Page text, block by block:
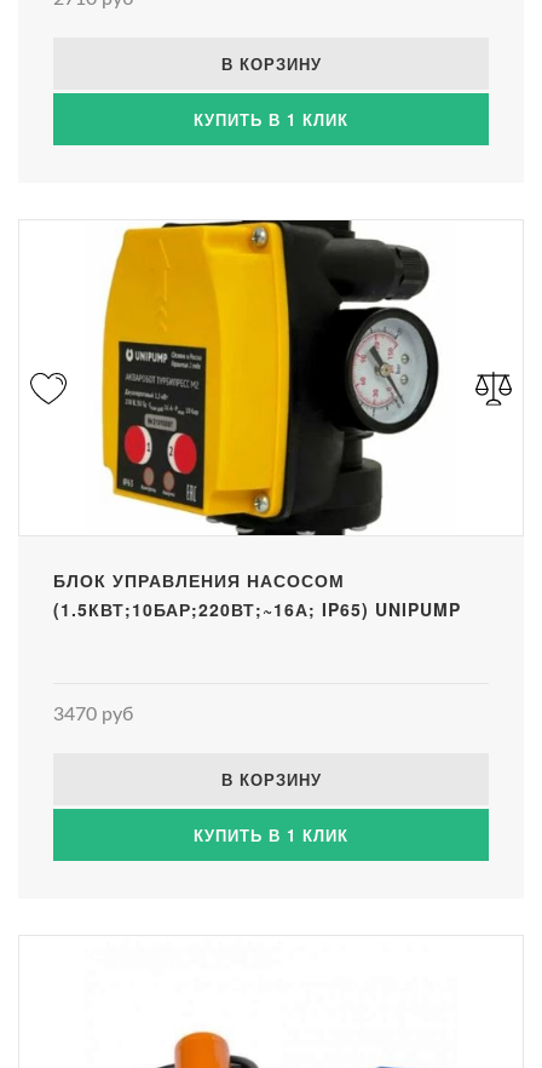
В КОРЗИНУ
КУПИТЬ В 1 КЛИК
БЛОК УПРАВЛЕНИЯ НАСОСОМ
(1.5КВТ;10БАР;220ВТ;~16А; IP65) UNIPUMP
3470 руб
В КОРЗИНУ
КУПИТЬ В 1 КЛИК